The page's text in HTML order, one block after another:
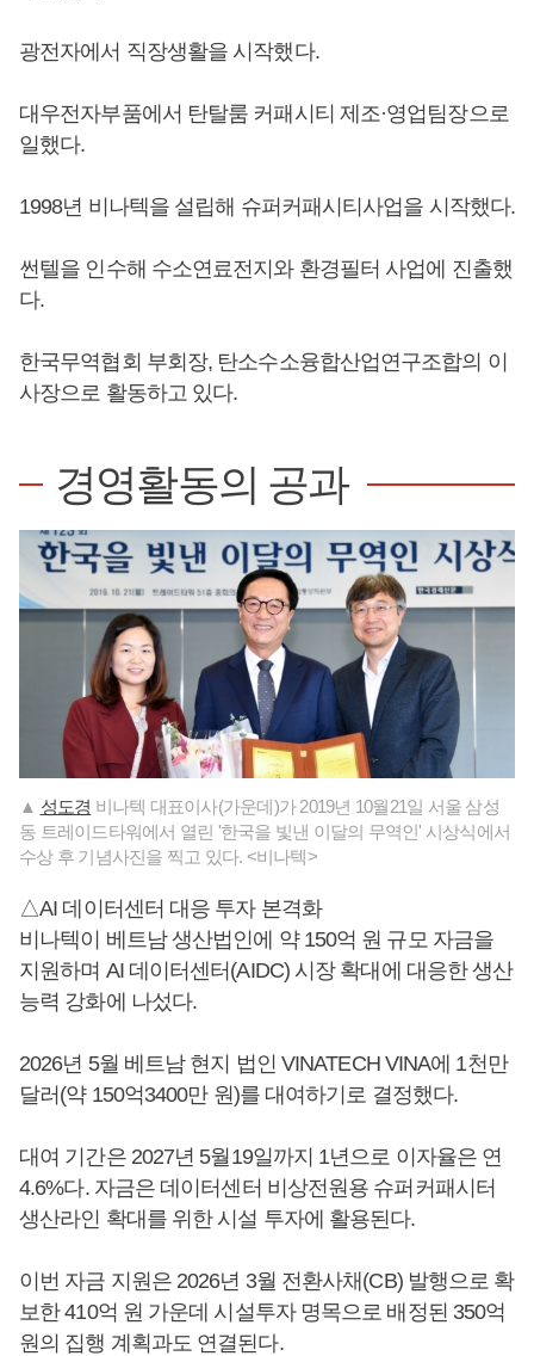
광전자에서 직장생활을 시작했다.
대우전자부품에서 탄탈룸 커패시티 제조·영업팀장으로
일했다.
1998년 비나텍을 설립해 슈퍼커패시티사업을 시작했다.
썬텔을 인수해 수소연료전지와 환경필터 사업에 진출했
다.
한국무역협회 부회장, 탄소수소융합산업연구조합의 이
사장으로 활동하고 있다.
경영활동의 공과
▲ 성도경 비나텍 대표이사(가운데)가 2019년 10월21일 서울 삼성
동 트레이드타워에서 열린 '한국을 빛낸 이달의 무역인' 시상식에서
수상 후 기념사진을 찍고 있다. <비나텍>
△AI 데이터센터 대응 투자 본격화
비나텍이 베트남 생산법인에 약 150억 원 규모 자금을
지원하며 AI 데이터센터(AIDC) 시장 확대에 대응한 생산
능력 강화에 나섰다.
2026년 5월 베트남 현지 법인 VINATECH VINA에 1천만
달러(약 150억3400만 원)를 대여하기로 결정했다.
대여 기간은 2027년 5월19일까지 1년으로 이자율은 연
4.6%다. 자금은 데이터센터 비상전원용 슈퍼커패시터
생산라인 확대를 위한 시설 투자에 활용된다.
이번 자금 지원은 2026년 3월 전환사채(CB) 발행으로 확
보한 410억 원 가운데 시설투자 명목으로 배정된 350억
원의 집행 계획과도 연결된다.